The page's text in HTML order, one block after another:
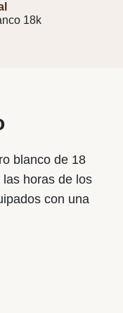
18k
blanco de 18
horas de los
con una